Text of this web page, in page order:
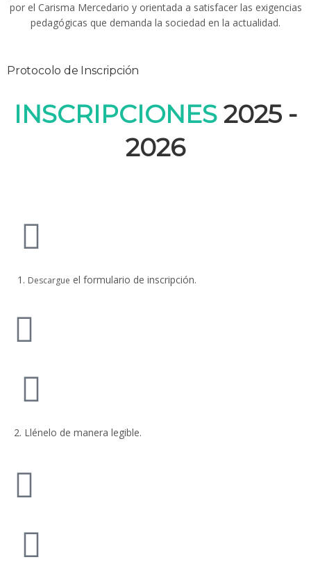
por el Carisma Mercedario y orientada a satisfacer las exigencias
pedagógicas que demanda la sociedad en la actualidad.
Protocolo de Inscripción
INSCRIPCIONES 2025 -
2026
Descargue el formulario de inscripción.
2. Llénelo de manera legible.